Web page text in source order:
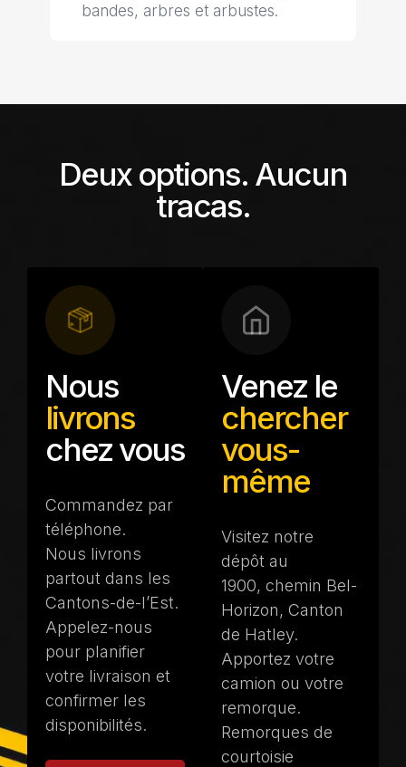
bandes, arbres et arbustes.
Deux options. Aucun
tracas.
Nous
livrons
chez vous
Commandez par
téléphone.
Nous livrons
partout dans les
Cantons-de-l’Est.
Appelez-nous
pour planifier
votre livraison et
confirmer les
disponibilités.
Venez le
chercher
vous-
même
Visitez notre
dépôt au
1900, chemin Bel-
Horizon, Canton
de Hatley.
Apportez votre
camion ou votre
remorque.
Remorques de
courtoisie